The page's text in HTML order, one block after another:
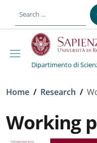
Dipartimento di
Breadcrumb
Home / Research /
Working